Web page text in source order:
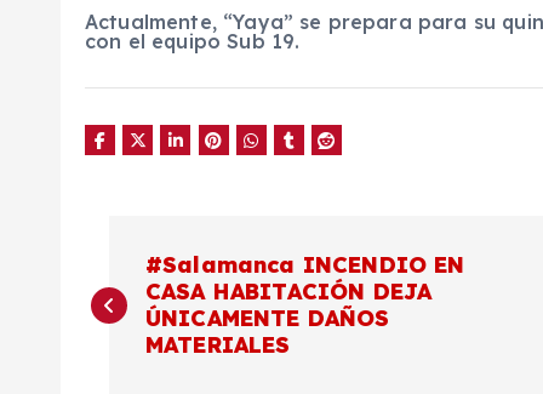
Actualmente, “Yaya” se prepara para su
con el equipo Sub 19.
a
#Salamanca INCENDIO EN
CASA HABITACIÓN DEJA
ÚNICAMENTE DAÑOS
MATERIALES